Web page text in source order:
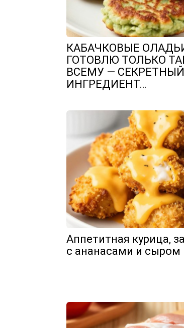
КАБАЧКОВЫЕ
ГОТОВЛЮ ТОЛЬКО
ВСЕМУ — СЕКРЕТНЫЙ
ИНГРЕДИЕНТ…
Аппетитная курица,
с ананасами и сыром